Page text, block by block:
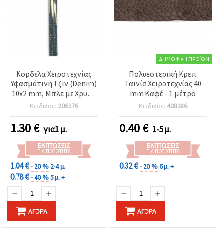
Κορδέλα Χειροτεχνίας
Υφασμάτινη Τζιν (Denim)
10x2 mm, Μπλε με Χρυσή
Λεπτομέρεια - 1 μέτρο
Κωδικός: 206176
1.30€ για1 μ.
ΕΚΠΤΏΣΕΙΣ
ΓΙΑ ΠΟΣΌΤΗΤΑ
1.04 €- 20 % 2-4 μ.
0.78 €- 40 %5 μ. +
ΑΓΟΡΆ
ΔΗΜΟΦΙΛΉ ΠΡΟΪΌΝ
Πολυεστερική Κρεπ
Ταινία Χειροτεχνίας 40
mm Καφέ - 1 μέτρο
Κωδικός: 408286
0.40€ 1-5 μ.
ΕΚΠΤΏΣΕΙΣ
ΓΙΑ ΠΟΣΌΤΗΤΑ
0.32 €- 20 %6 μ. +
ΑΓΟΡΆ